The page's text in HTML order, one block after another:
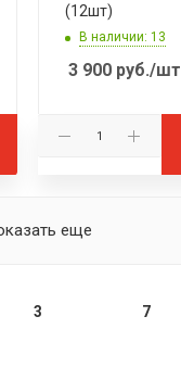
(12шт)
В наличии: 13
3 900руб./шт
еще
3 7